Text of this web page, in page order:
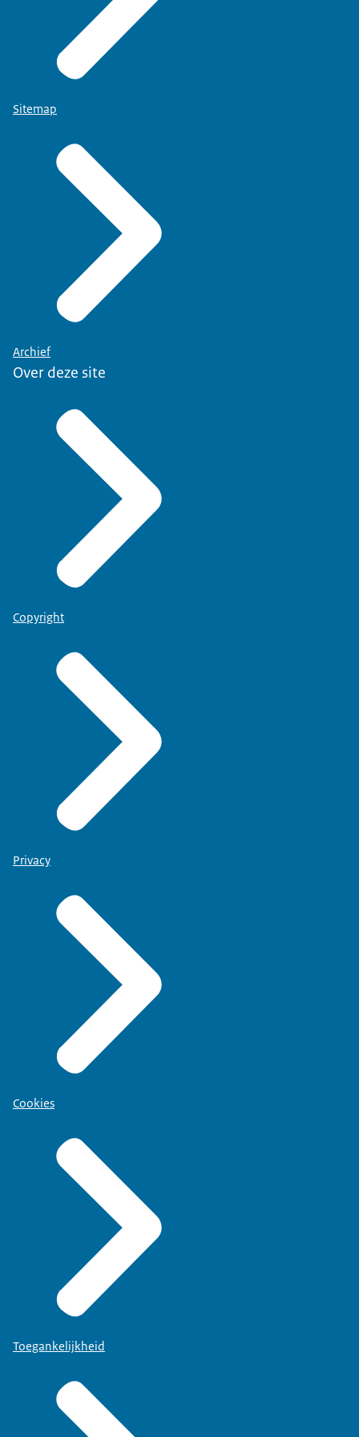
ontwikkelroadmap van stichting MedMij
zorgveld, VWS en Patiëntenfederatie Nederland.
Sitemap
Archief
Over deze site
Copyright
Privacy
Cookies
Toegankelijkheid